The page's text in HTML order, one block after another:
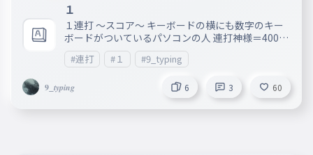
１
１連打 〜スコア〜 キーボードの横にも数字のキー
ボードがついているパソコンの人 連打神様＝4000
以上 かなり早い＝2500くらい 早い＝2000くらい
普通1800くらい 遅い1500以下 普通のキーボードの
00 早い 2000〜2500 連打王 2500〜3000 神連打 30
00以下 手が終わってる人
#連打 #１ #9_typing
𝟗_𝒕𝒚𝒑𝒊𝒏𝒈 6 3 60